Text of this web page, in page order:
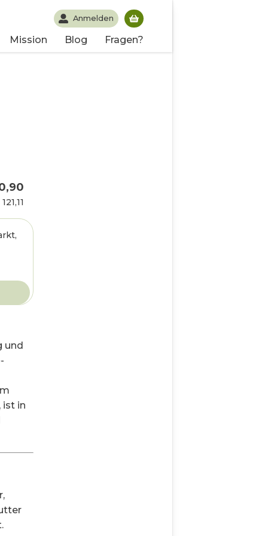
Mission Blog Fragen?
Anmelden
Du hast noch keine
und
ist in